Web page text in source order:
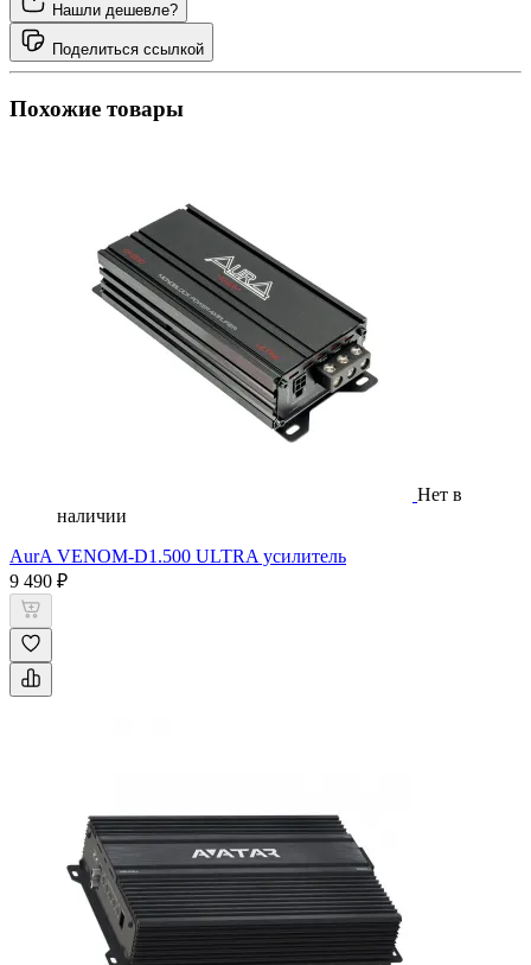
Нашли дешевле?
Поделиться ссылкой
Похожие товары
Нет в
наличии
AurA VENOM-D1.500 ULTRA усилитель
9 490 ₽